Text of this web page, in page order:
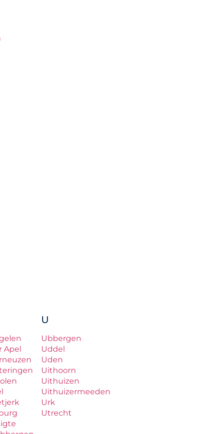
Apel
U
Ubbergen
Uddel
Uden
Uithoorn
Uithuizen
Uithuizermeeden
Urk
Utrecht